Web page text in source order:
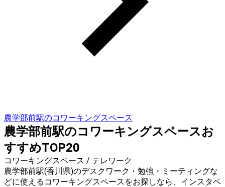
農学部前駅のコワーキングスペース
農学部前駅のコワーキングスペースお
すすめTOP20
コワーキングスペース / テレワーク
農学部前駅(香川県)のデスクワーク・勉強・ミーティングな
どに使えるコワーキングスペースをお探しなら、インスタベ